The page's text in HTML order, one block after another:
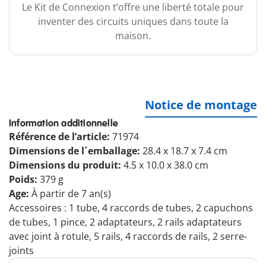
Le Kit de Connexion t’offre une liberté totale pour
inventer des circuits uniques dans toute la
maison.
Notice de montage
Information additionnelle
Référence de l’article: 71974
Dimensions de l´emballage: 28.4 x 18.7 x 7.4 cm
Dimensions du produit: 4.5 x 10.0 x 38.0 cm
Poids: 379 g
Age: À partir de 7 an(s)
Accessoires : 1 tube, 4 raccords de tubes, 2 capuchons
de tubes, 1 pince, 2 adaptateurs, 2 rails adaptateurs
avec joint à rotule, 5 rails, 4 raccords de rails, 2 serre-
joints